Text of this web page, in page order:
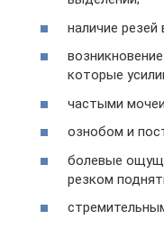
наличие
которые
частыми
ознобом и
болевые
резком